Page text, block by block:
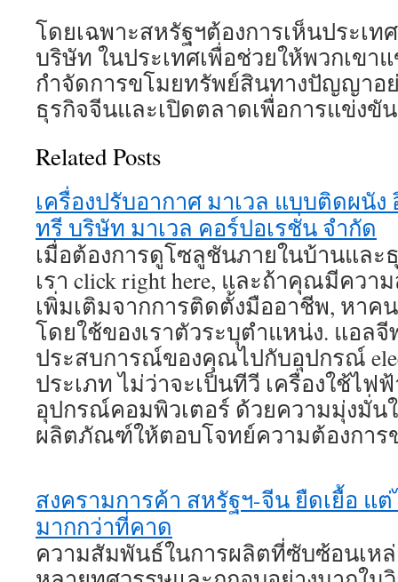
โดยเฉพาะสหรัฐฯต้องการเห็นประเ
บริษัท ในประเทศเพื่อช่วยให้พวกเขา
กำจัดการขโมยทรัพย์สินทางปัญญาอย่
ธุรกิจจีนและเปิดตลาดเพื่อการแข่งขั
Related Posts
เครื่องปรับอากาศ มาเวล แบบติดผนัง
ทรี บริษัท มาเวล คอร์ปอเรชั่น จำกัด
เมื่อต้องการดูโซลูชันภายในบ้านแล
เรา click right here, และถ้าคุณมีคว
เพิ่มเติมจากการติดตั้งมืออาชีพ, หาค
โดยใช้ของเราตัวระบุตําแหน่ง. แอลจี
ประสบการณ์ของคุณไปกับอุปกรณ์
ประเภท ไม่ว่าจะเป็นทีวี เครื่องใช้ไฟ
อุปกรณ์คอมพิวเตอร์ ด้วยความมุ่งมั่
ผลิตภัณฑ์ให้ตอบโจทย์ความต้องการ
สงครามการค้า สหรัฐฯ-จีน ยืดเยื้อ แ
มากกว่าที่คาด
ความสัมพันธ์ในการผลิตที่ซับซ้อนเห